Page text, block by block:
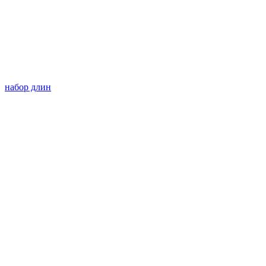
набор длин